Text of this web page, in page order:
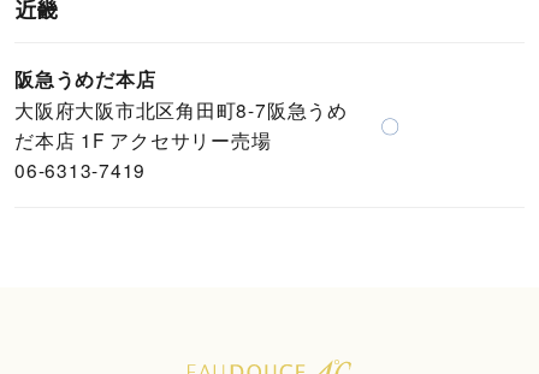
近畿
阪急うめだ本店
大阪府大阪市北区角田町8-7阪急うめ
だ本店 1F アクセサリー売場
06-6313-7419
〇